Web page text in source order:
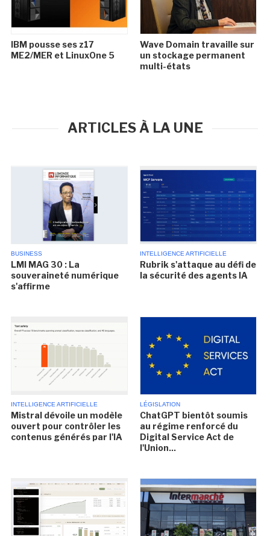
IBM pousse ses z17
ME2/MER et LinuxOne 5
Wave Domain travaille sur
un stockage permanent
multi-états
ARTICLES À LA UNE
BUSINESS
LMI MAG 30 : La
souveraineté numérique
s'affirme
INTELLIGENCE ARTIFICIELLE
Rubrik s'attaque au défi de
la sécurité des agents IA
INTELLIGENCE ARTIFICIELLE
Mistral dévoile un modèle
ouvert pour contrôler les
contenus générés par l'IA
LÉGISLATION
ChatGPT bientôt soumis
au régime renforcé du
Digital Service Act de
l'Union...